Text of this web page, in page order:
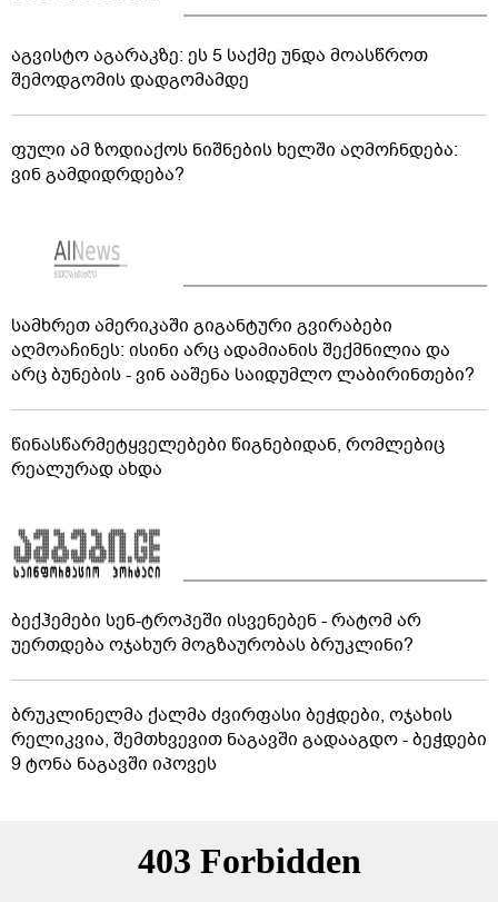
აგვისტო აგარაკზე: ეს 5 საქმე უნდა მოასწროთ
შემოდგომის დადგომამდე
ფული ამ ზოდიაქოს ნიშნების ხელში აღმოჩნდება:
ვინ გამდიდრდება?
სამხრეთ ამერიკაში გიგანტური გვირაბები
აღმოაჩინეს: ისინი არც ადამიანის შექმნილია და
არც ბუნების - ვინ ააშენა საიდუმლო ლაბირინთები?
წინასწარმეტყველებები წიგნებიდან, რომლებიც
რეალურად ახდა
ბექჰემები სენ-ტროპეში ისვენებენ - რატომ არ
უერთდება ოჯახურ მოგზაურობას ბრუკლინი?
ბრუკლინელმა ქალმა ძვირფასი ბეჭდები, ოჯახის
რელიკვია, შემთხვევით ნაგავში გადააგდო - ბეჭდები
9 ტონა ნაგავში იპოვეს